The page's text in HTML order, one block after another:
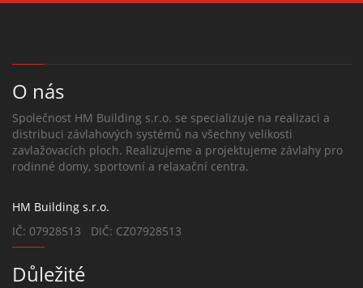
O nás
Společnost HM Building s.r.o. se specializuje na realizaci a
distribuci závlahových systémů na všechny velikosti
zavlažovacích ploch. Realizujeme a projektujeme závlahy pro
rodinné domy, sportovní a relaxační centra.
HM Building s.r.o.
IČ: 07928513 DIČ: CZ07928513
Důležité